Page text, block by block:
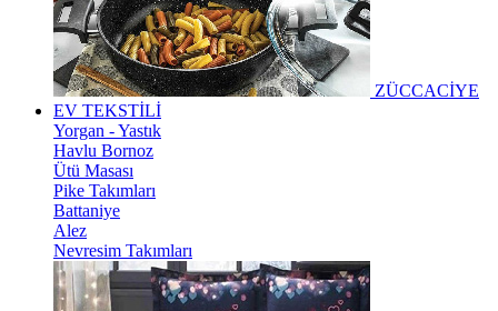
ZÜCCACİYE
EV TEKSTİLİ
Yorgan - Yastık
Havlu Bornoz
Ütü Masası
Pike Takımları
Battaniye
Alez
Nevresim Takımları